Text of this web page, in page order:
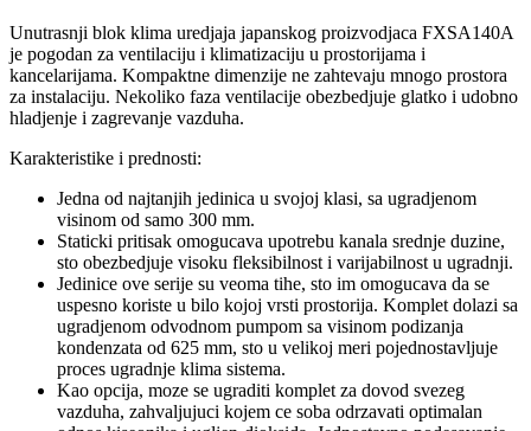
Unutrasnji blok klima uredjaja japanskog proizvodjaca FXSA140A
je pogodan za ventilaciju i klimatizaciju u prostorijama i
kancelarijama. Kompaktne dimenzije ne zahtevaju mnogo prostora
za instalaciju. Nekoliko faza ventilacije obezbedjuje glatko i udobno
hladjenje i zagrevanje vazduha.
Karakteristike i prednosti:
Jedna od najtanjih jedinica u svojoj klasi, sa ugradjenom
visinom od samo 300 mm.
Staticki pritisak omogucava upotrebu kanala srednje duzine,
sto obezbedjuje visoku fleksibilnost i varijabilnost u ugradnji.
Jedinice ove serije su veoma tihe, sto im omogucava da se
uspesno koriste u bilo kojoj vrsti prostorija. Komplet dolazi sa
ugradjenom odvodnom pumpom sa visinom podizanja
kondenzata od 625 mm, sto u velikoj meri pojednostavljuje
proces ugradnje klima sistema.
Kao opcija, moze se ugraditi komplet za dovod svezeg
vazduha, zahvaljujuci kojem ce soba odrzavati optimalan